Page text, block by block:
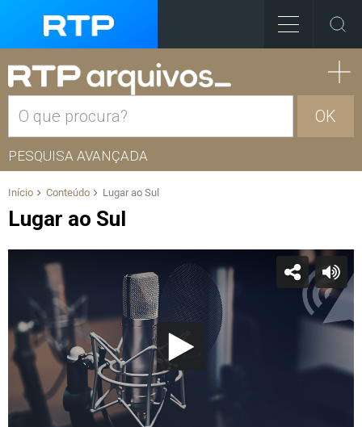
OK
PESQUISA AVANÇADA
Início Conteúdo Lugar ao Sul
Lugar ao Sul